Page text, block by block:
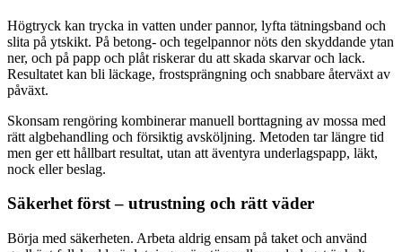
Högtryck kan trycka in vatten under pannor, lyfta tätningsband och
slita på ytskikt. På betong- och tegelpannor nöts den skyddande ytan
ner, och på papp och plåt riskerar du att skada skarvar och lack.
Resultatet kan bli läckage, frostsprängning och snabbare återväxt av
påväxt.
Skonsam rengöring kombinerar manuell borttagning av mossa med
rätt algbehandling och försiktig avsköljning. Metoden tar längre tid
men ger ett hållbart resultat, utan att äventyra underlagspapp, läkt,
nock eller beslag.
Säkerhet först – utrustning och rätt väder
Börja med säkerheten. Arbeta aldrig ensam på taket och använd